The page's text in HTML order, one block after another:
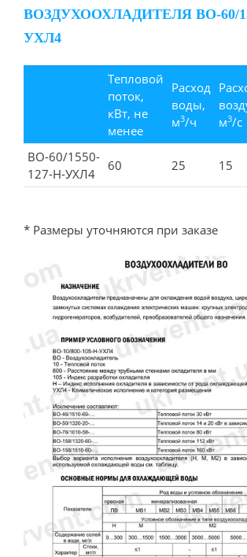
ВОЗДУХООХЛАДИТЕЛЯ ВО-60/
УХЛ4
Тепловой
поток,
кВт, не
менее
Расход
воды,
м3/ч
м3/с
ВО-60/1550-
127-Н-УХЛ4
60 25 15
* Размеры уточняются при заказе